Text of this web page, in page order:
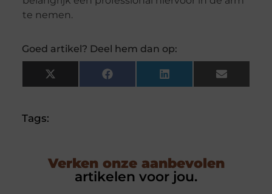
te nemen.
Goed artikel? Deel hem dan op:
X
(Twitter)
Facebook LinkedIn Email
Tags:
Verken onze aanbevolen
artikelen voor jou.